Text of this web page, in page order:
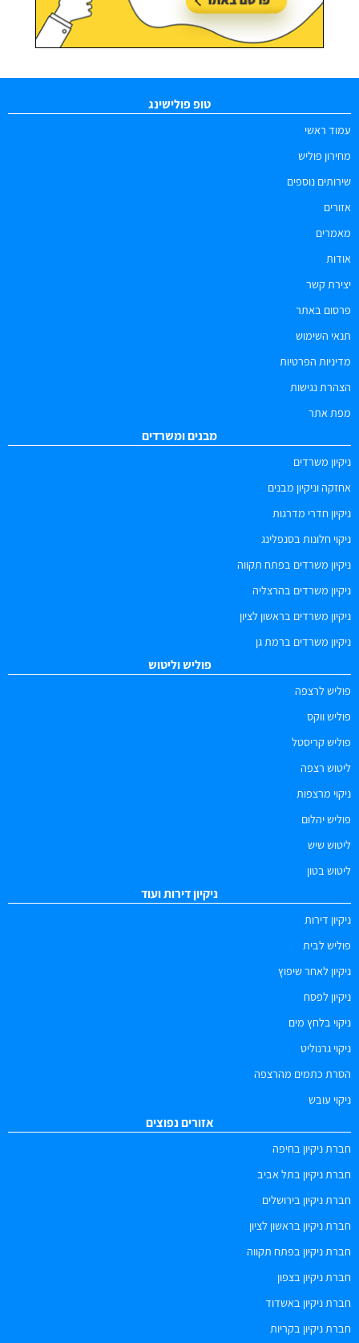
טופ פולישינג
עמוד ראשי
מחירון פוליש
שירותים נוספים
אזורים
מאמרים
אודות
יצירת קשר
פרסום באתר
תנאי השימוש
מדיניות הפרטיות
הצהרת נגישות
מפת אתר
מבנים ומשרדים
ניקיון משרדים
אחזקה וניקיון מבנים
ניקיון חדרי מדרגות
ניקוי חלונות בסנפלינג
ניקיון משרדים בפתח תקווה
ניקיון משרדים בהרצליה
ניקיון משרדים בראשון לציון
ניקיון משרדים ברמת גן
פוליש וליטוש
פוליש לרצפה
פוליש ווקס
פוליש קריסטל
ליטוש רצפה
ניקוי מרצפות
פוליש יהלום
ליטוש שיש
ליטוש בטון
ניקיון דירות ועוד
ניקיון דירות
פוליש לבית
ניקיון לאחר שיפוץ
ניקיון לפסח
ניקוי בלחץ מים
ניקוי גרנוליט
הסרת כתמים מהרצפה
ניקוי עובש
אזורים נפוצים
חברת ניקיון בחיפה
חברת ניקיון בתל אביב
חברת ניקיון בירושלים
חברת ניקיון בראשון לציון
חברת ניקיון בפתח תקווה
חברת ניקיון בצפון
חברת ניקיון באשדוד
חברת ניקיון בקריות